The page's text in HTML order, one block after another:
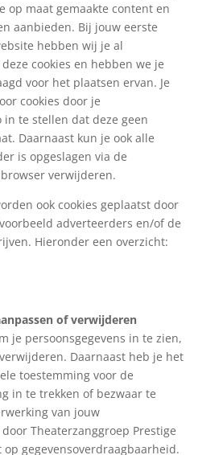
op maat gemaakte content en
aanbieden. Bij jouw eerste
hebben wij je al
cookies en hebben we je
voor het plaatsen ervan. Je
cookies door je
te stellen dat deze geen
Daarnaast kun je ook alle
is opgeslagen via de
verwijderen.
ook cookies geplaatst door
adverteerders en/of de
Hieronder een overzicht:
of verwijderen
je persoonsgegevens in te zien,
Daarnaast heb je het
toestemming voor de
in te trekken of bezwaar te
van jouw
Theaterzanggroep Prestige
gegevensoverdraagbaarheid.